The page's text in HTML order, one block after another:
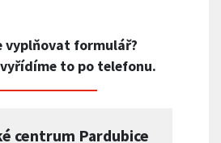
vyplňovat formulář?
to po telefonu.
centrum Pardubice